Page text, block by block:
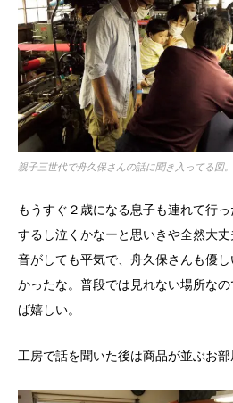
親子三世代で舟久保さんの話に聞き入ってる図。
もうすぐ２歳になる息子も連れて行
するし泣くかなーと思いきや全然大
音がしても平気で、舟久保さんも優
かったな。普段では見れない場所な
ば嬉しい。
工房で話を聞いた後は商品が並ぶお部